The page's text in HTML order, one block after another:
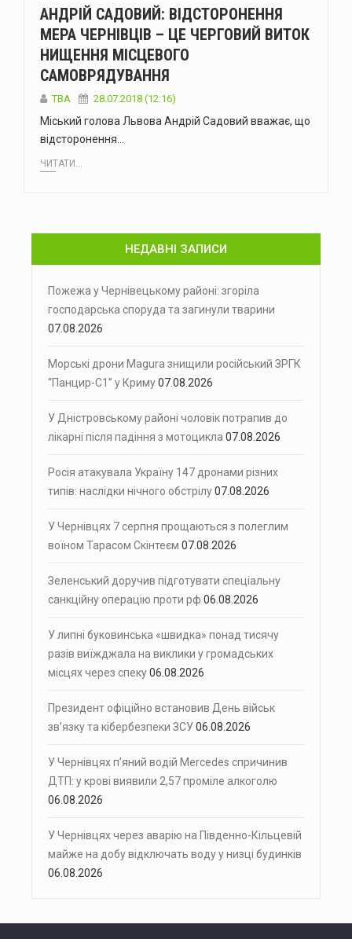
АНДРІЙ САДОВИЙ: ВІДСТОРОНЕННЯ
МЕРА ЧЕРНІВЦІВ – ЦЕ ЧЕРГОВИЙ ВИТОК
НИЩЕННЯ МІСЦЕВОГО
САМОВРЯДУВАННЯ
TBA 28.07.2018 (12:16)
Міський голова Львова Андрій Садовий вважає, що
відсторонення…
ЧИТАТИ...
НЕДАВНІ ЗАПИСИ
Пожежа у Чернівецькому районі: згоріла
господарська споруда та загинули тварини
07.08.2026
Морські дрони Magura знищили російський ЗРГК
“Панцир-С1” у Криму07.08.2026
У Дністровському районі чоловік потрапив до
лікарні після падіння з мотоцикла 07.08.2026
Росія атакувала Україну 147 дронами різних
типів: наслідки нічного обстрілу07.08.2026
У Чернівцях 7 серпня прощаються з полеглим
воїном Тарасом Скінтеєм 07.08.2026
Зеленський доручив підготувати спеціальну
санкційну операцію проти рф 06.08.2026
У липні буковинська «швидка» понад тисячу
разів виїжджала на виклики у громадських
місцях через спеку06.08.2026
Президент офіційно встановив День військ
зв’язку та кібербезпеки ЗСУ06.08.2026
У Чернівцях п’яний водій Mercedes спричинив
ДТП: у крові виявили 2,57 проміле алкоголю
06.08.2026
У Чернівцях через аварію на Південно-Кільцевій
майже на добу відключать воду у низці будинків
06.08.2026